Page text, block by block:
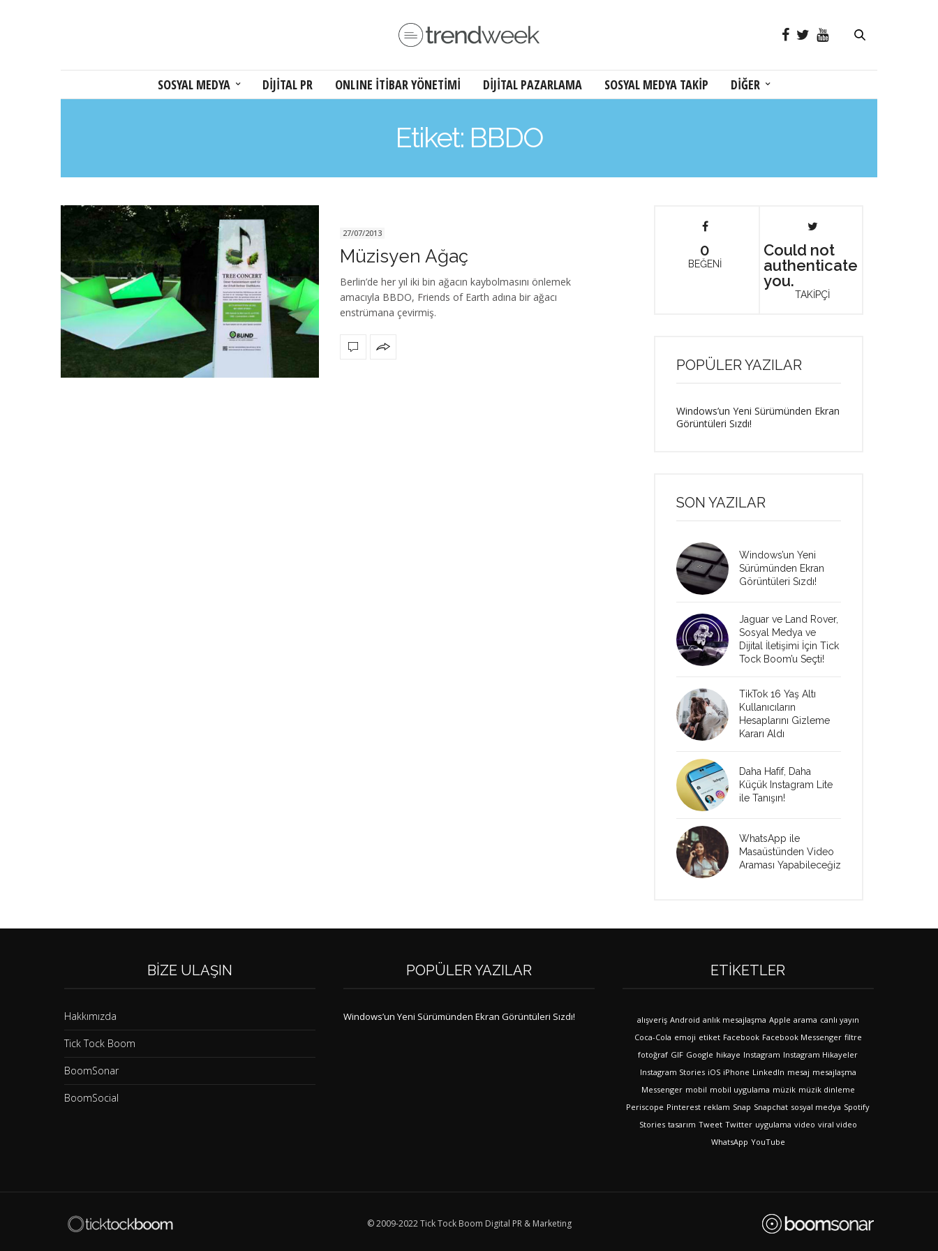
SOSYAL MEDYA DİJİTAL PR ONLINE İTİBAR YÖNETİMİ DİJİTAL PAZARLAMA SOSYAL MEDYA TAKİP DİĞER
Etiket: BBDO
27/07/2013
Müzisyen Ağaç
Berlin’de her yıl iki bin ağacın kaybolmasını önlemek
amacıyla BBDO, Friends of Earth adına bir ağacı
enstrümana çevirmiş.
0
BEĞENİ
Could not
authenticate
you.
TAKİPÇİ
POPÜLER YAZILAR
Windows’un Yeni Sürümünden Ekran
Görüntüleri Sızdı!
SON YAZILAR
Windows’un Yeni
Sürümünden Ekran
Görüntüleri Sızdı!
Jaguar ve Land Rover,
Sosyal Medya ve
Dijital İletişimi İçin Tick
Tock Boom’u Seçti!
TikTok 16 Yaş Altı
Kullanıcıların
Hesaplarını Gizleme
Kararı Aldı
Daha Hafif, Daha
Küçük Instagram Lite
ile Tanışın!
WhatsApp ile
Masaüstünden Video
Araması Yapabileceğiz
BIZE ULAŞIN
Hakkımızda
Tick Tock Boom
BoomSonar
BoomSocial
POPÜLER YAZILAR
Windows’un Yeni Sürümünden Ekran Görüntüleri Sızdı!
ETIKETLER
alışveriş Android anlık mesajlaşma Apple arama canlı yayın
Coca-Cola emoji etiket Facebook Facebook Messenger filtre
fotoğraf GIF Google hikaye Instagram Instagram Hikayeler
Instagram Stories iOS iPhone LinkedIn mesaj mesajlaşma
Messenger mobil mobil uygulama müzik müzik dinleme
Periscope Pinterest reklam Snap Snapchat sosyal medya Spotify
Stories tasarım Tweet Twitter uygulama video viral video
WhatsApp YouTube
© 2009-2022 Tick Tock Boom Digital PR & Marketing